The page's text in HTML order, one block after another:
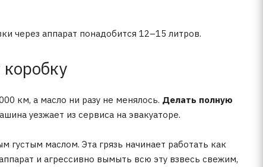
через аппарат понадобится 12–15 литров.
км, а масло ни разу не менялось. Делать полную
уезжает из сервиса на эвакуаторе.
маслом. Эта грязь начинает работать как
и агрессивно вымыть всю эту взвесь свежим,